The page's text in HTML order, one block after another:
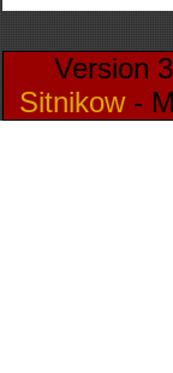
Version
Sitnikow-